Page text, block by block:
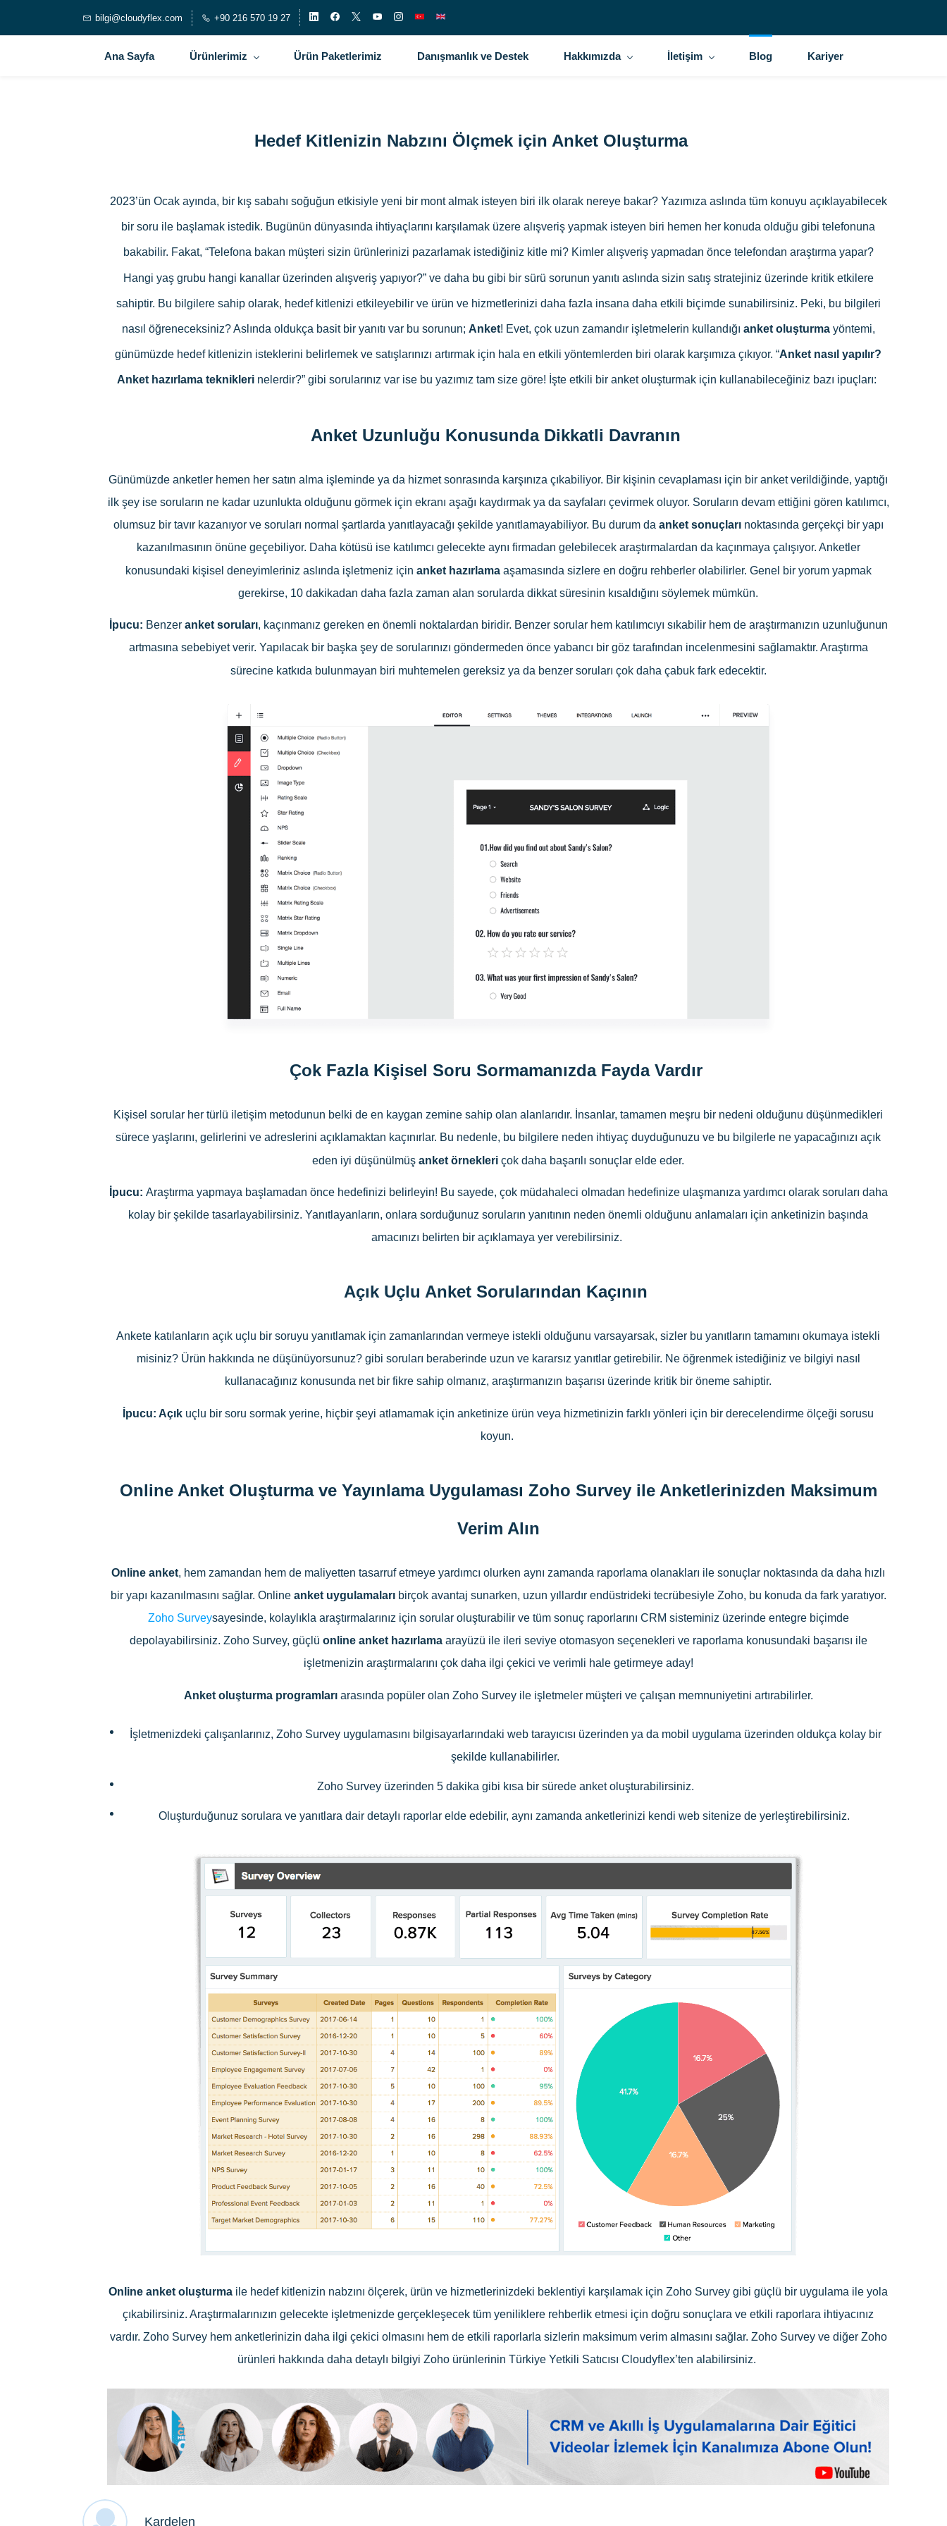
bilgi@cloudyflex.com +90 216 570 19 27
Ana Sayfa Ürünlerimiz Ürün Paketlerimiz Danışmanlık ve Destek Hakkımızda İletişim Blog Kariyer
Hedef Kitlenizin Nabzını Ölçmek için Anket Oluşturma
2023’ün Ocak ayında, bir kış sabahı soğuğun etkisiyle yeni bir mont almak isteyen biri ilk olarak nereye bakar? Yazımıza aslında tüm konuyu açıklayabilecek
bir soru ile başlamak istedik. Bugünün dünyasında ihtiyaçlarını karşılamak üzere alışveriş yapmak isteyen biri hemen her konuda olduğu gibi telefonuna
bakabilir. Fakat, “Telefona bakan müşteri sizin ürünlerinizi pazarlamak istediğiniz kitle mi? Kimler alışveriş yapmadan önce telefondan araştırma yapar?
Hangi yaş grubu hangi kanallar üzerinden alışveriş yapıyor?” ve daha bu gibi bir sürü sorunun yanıtı aslında sizin satış stratejiniz üzerinde kritik etkilere
sahiptir. Bu bilgilere sahip olarak, hedef kitlenizi etkileyebilir ve ürün ve hizmetlerinizi daha fazla insana daha etkili biçimde sunabilirsiniz. Peki, bu bilgileri
nasıl öğreneceksiniz? Aslında oldukça basit bir yanıtı var bu sorunun; Anket! Evet, çok uzun zamandır işletmelerin kullandığı anket oluşturmayöntemi,
günümüzde hedef kitlenizin isteklerini belirlemek ve satışlarınızı artırmak için hala en etkili yöntemlerden biri olarak karşımıza çıkıyor. “Anket nasıl yapılır?
Anket hazırlama teknikleri nelerdir?” gibi sorularınız var ise bu yazımız tam size göre! İşte etkili bir anket oluşturmak için kullanabileceğiniz bazı ipuçları:
Anket Uzunluğu Konusunda Dikkatli Davranın
Günümüzde anketler hemen her satın alma işleminde ya da hizmet sonrasında karşınıza çıkabiliyor. Bir kişinin cevaplaması için bir anket verildiğinde, yaptığı
ilk şey ise soruların ne kadar uzunlukta olduğunu görmek için ekranı aşağı kaydırmak ya da sayfaları çevirmek oluyor. Soruların devam ettiğini gören katılımcı,
olumsuz bir tavır kazanıyor ve soruları normal şartlarda yanıtlayacağı şekilde yanıtlamayabiliyor. Bu durum da anket sonuçlarınoktasında gerçekçi bir yapı
kazanılmasının önüne geçebiliyor. Daha kötüsü ise katılımcı gelecekte aynı firmadan gelebilecek araştırmalardan da kaçınmaya çalışıyor. Anketler
konusundaki kişisel deneyimleriniz aslında işletmeniz için anket hazırlamaaşamasında sizlere en doğru rehberler olabilirler. Genel bir yorum yapmak
gerekirse, 10 dakikadan daha fazla zaman alan sorularda dikkat süresinin kısaldığını söylemek mümkün.
İpucu: Benzer anket soruları, kaçınmanız gereken en önemli noktalardan biridir. Benzer sorular hem katılımcıyı sıkabilir hem de araştırmanızın uzunluğunun
artmasına sebebiyet verir. Yapılacak bir başka şey de sorularınızı göndermeden önce yabancı bir göz tarafından incelenmesini sağlamaktır. Araştırma
sürecine katkıda bulunmayan biri muhtemelen gereksiz ya da benzer soruları çok daha çabuk fark edecektir.
Çok Fazla Kişisel Soru Sormamanızda Fayda Vardır
Kişisel sorular her türlü iletişim metodunun belki de en kaygan zemine sahip olan alanlarıdır. İnsanlar, tamamen meşru bir nedeni olduğunu düşünmedikleri
sürece yaşlarını, gelirlerini ve adreslerini açıklamaktan kaçınırlar. Bu nedenle, bu bilgilere neden ihtiyaç duyduğunuzu ve bu bilgilerle ne yapacağınızı açık
eden iyi düşünülmüş anket örnekleri çok daha başarılı sonuçlar elde eder.
İpucu: Araştırma yapmaya başlamadan önce hedefinizi belirleyin! Bu sayede, çok müdahaleci olmadan hedefinize ulaşmanıza yardımcı olarak soruları daha
kolay bir şekilde tasarlayabilirsiniz. Yanıtlayanların, onlara sorduğunuz soruların yanıtının neden önemli olduğunu anlamaları için anketinizin başında
amacınızı belirten bir açıklamaya yer verebilirsiniz.
Açık Uçlu Anket Sorularından Kaçının
Ankete katılanların açık uçlu bir soruyu yanıtlamak için zamanlarından vermeye istekli olduğunu varsayarsak, sizler bu yanıtların tamamını okumaya istekli
misiniz? Ürün hakkında ne düşünüyorsunuz? gibi soruları beraberinde uzun ve kararsız yanıtlar getirebilir. Ne öğrenmek istediğiniz ve bilgiyi nasıl
kullanacağınız konusunda net bir fikre sahip olmanız, araştırmanızın başarısı üzerinde kritik bir öneme sahiptir.
İpucu: Açık uçlu bir soru sormak yerine, hiçbir şeyi atlamamak için anketinize ürün veya hizmetinizin farklı yönleri için bir derecelendirme ölçeği sorusu
koyun.
Online Anket Oluşturma ve Yayınlama Uygulaması Zoho Survey ile Anketlerinizden Maksimum
Verim Alın
Online anket, hem zamandan hem de maliyetten tasarruf etmeye yardımcı olurken aynı zamanda raporlama olanakları ile sonuçlar noktasında da daha hızlı
bir yapı kazanılmasını sağlar. Online anket uygulamaları birçok avantaj sunarken, uzun yıllardır endüstrideki tecrübesiyle Zoho, bu konuda da fark yaratıyor.
Zoho Surveysayesinde, kolaylıkla araştırmalarınız için sorular oluşturabilir ve tüm sonuç raporlarını CRM sisteminiz üzerinde entegre biçimde
depolayabilirsiniz. Zoho Survey, güçlü online anket hazırlama arayüzü ile ileri seviye otomasyon seçenekleri ve raporlama konusundaki başarısı ile
işletmenizin araştırmalarını çok daha ilgi çekici ve verimli hale getirmeye aday!
Anket oluşturma programlarıarasında popüler olan Zoho Survey ile işletmeler müşteri ve çalışan memnuniyetini artırabilirler.
İşletmenizdeki çalışanlarınız, Zoho Survey uygulamasını bilgisayarlarındaki web tarayıcısı üzerinden ya da mobil uygulama üzerinden oldukça kolay bir
şekilde kullanabilirler.
Zoho Survey üzerinden 5 dakika gibi kısa bir sürede anket oluşturabilirsiniz.
Oluşturduğunuz sorulara ve yanıtlara dair detaylı raporlar elde edebilir, aynı zamanda anketlerinizi kendi web sitenize de yerleştirebilirsiniz.
Online anket oluşturma ile hedef kitlenizin nabzını ölçerek, ürün ve hizmetlerinizdeki beklentiyi karşılamak için Zoho Survey gibi güçlü bir uygulama ile yola
çıkabilirsiniz. Araştırmalarınızın gelecekte işletmenizde gerçekleşecek tüm yeniliklere rehberlik etmesi için doğru sonuçlara ve etkili raporlara ihtiyacınız
vardır. Zoho Survey hem anketlerinizin daha ilgi çekici olmasını hem de etkili raporlarla sizlerin maksimum verim almasını sağlar. Zoho Survey ve diğer Zoho
ürünleri hakkında daha detaylı bilgiyi Zoho ürünlerinin Türkiye Yetkili Satıcısı Cloudyflex’ten alabilirsiniz.
Kardelen